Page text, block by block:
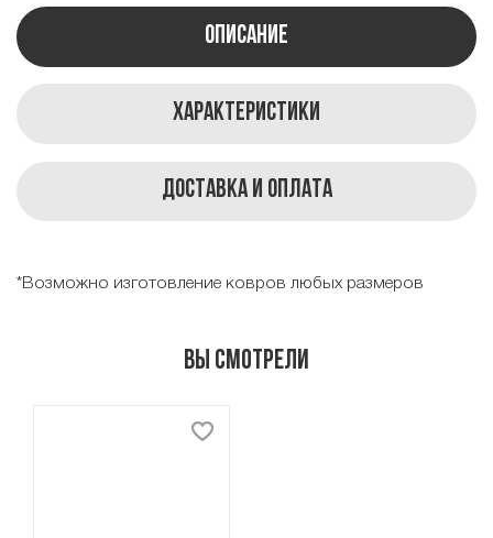
Описание
Характеристики
Доставка и оплата
*Возможно изготовление ковров любых размеров
Вы смотрели